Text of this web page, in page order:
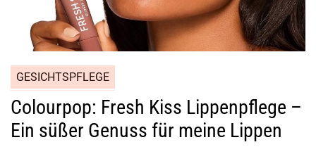
GESICHTSPFLEGE
Colourpop: Fresh Kiss Lippenpflege –
Ein süßer Genuss für meine Lippen